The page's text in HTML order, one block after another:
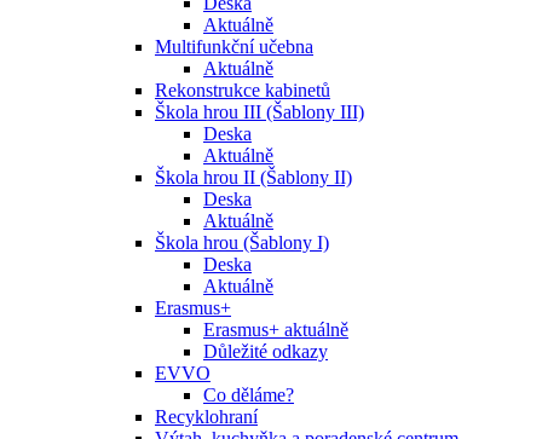
Aktuálně
Multifunkční učebna
Aktuálně
Rekonstrukce kabinetů
Škola hrou III (Šablony III)
Deska
Aktuálně
Škola hrou II (Šablony II)
Deska
Aktuálně
Škola hrou (Šablony I)
Deska
Aktuálně
Erasmus+
Erasmus+ aktuálně
Důležité odkazy
EVVO
Co děláme?
Recyklohraní